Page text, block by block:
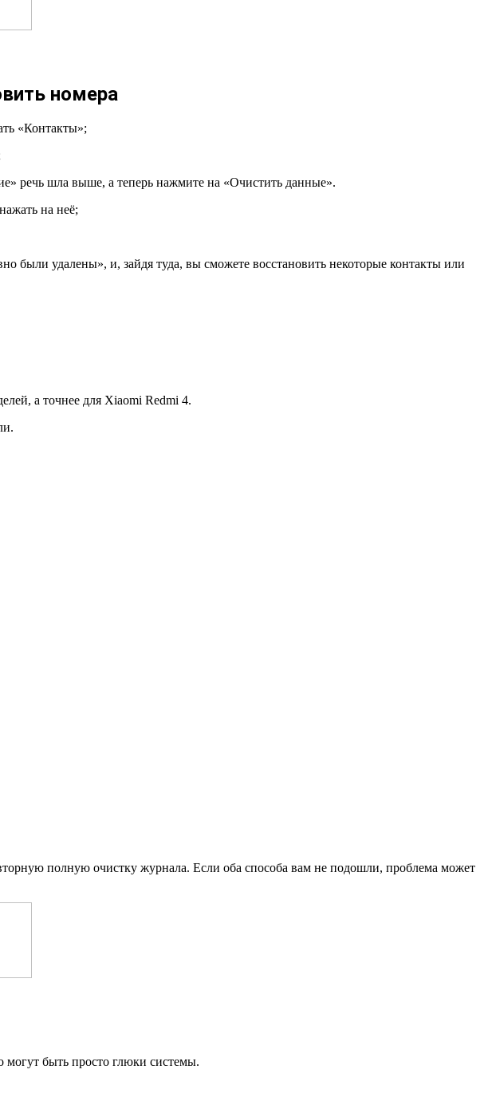
номера
«Контакты»;
речь шла выше, а теперь нажмите на «Очистить данные».
на неё;
были удалены», и, зайдя туда, вы сможете восстановить некоторые контакты или
а точнее для Xiaomi Redmi 4.
полную очистку журнала. Если оба способа вам не подошли, проблема может
могут быть просто глюки системы.